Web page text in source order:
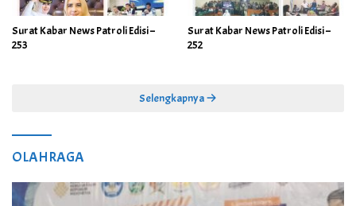
Surat Kabar News Patroli Edisi –
253
Surat Kabar News Patroli Edisi –
252
Selengkapnya
OLAHRAGA